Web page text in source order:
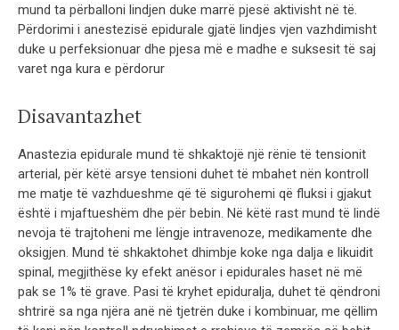
mund ta përballoni lindjen duke marrë pjesë aktivisht në të.
Përdorimi i anestezisë epidurale gjatë lindjes vjen vazhdimisht
duke u perfeksionuar dhe pjesa më e madhe e suksesit të saj
varet nga kura e përdorur
Disavantazhet
Anastezia epidurale mund të shkaktojë një rënie të tensionit
arterial, për këtë arsye tensioni duhet të mbahet nën kontroll
me matje të vazhdueshme që të sigurohemi që fluksi i gjakut
është i mjaftueshëm dhe për bebin. Në këtë rast mund të lindë
nevoja të trajtoheni me lëngje intravenoze, medikamente dhe
oksigjen. Mund të shkaktohet dhimbje koke nga dalja e likuidit
spinal, megjithëse ky efekt anësor i epidurales haset në më
pak se 1% të grave. Pasi të kryhet epiduralja, duhet të qëndroni
shtrirë sa nga njëra anë në tjetrën duke i kombinuar, me qëllim